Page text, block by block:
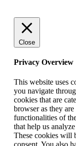
Close
Privacy Overview
This website uses
you navigate
cookies that are
browser as they
functionalities of
that help us
These cookies will
consent. You also